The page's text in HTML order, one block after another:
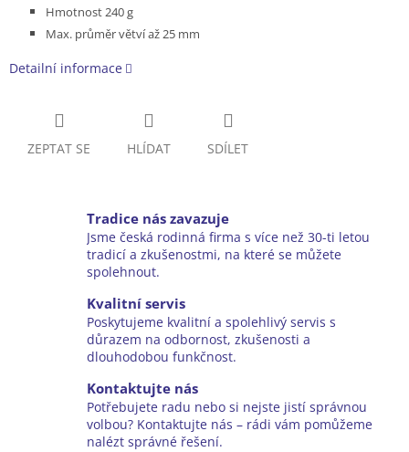
Hmotnost 240 g
Max. průměr větví až 25 mm
Detailní informace
ZEPTAT SE HLÍDAT SDÍLET
Tradice nás zavazuje
Jsme česká rodinná firma s více než 30-ti letou
tradicí a zkušenostmi, na které se můžete
spolehnout.
Kvalitní servis
Poskytujeme kvalitní a spolehlivý servis s
důrazem na odbornost, zkušenosti a
dlouhodobou funkčnost.
Kontaktujte nás
Potřebujete radu nebo si nejste jistí správnou
volbou? Kontaktujte nás – rádi vám pomůžeme
nalézt správné řešení.